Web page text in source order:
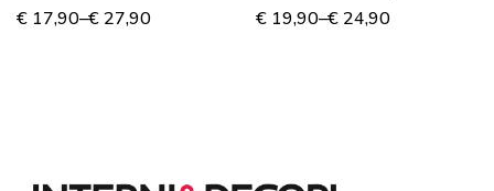
LAVORA…”
€ 17,90–€ 27,90
OF THE KITCHEN”
€ 19,90–€ 24,90